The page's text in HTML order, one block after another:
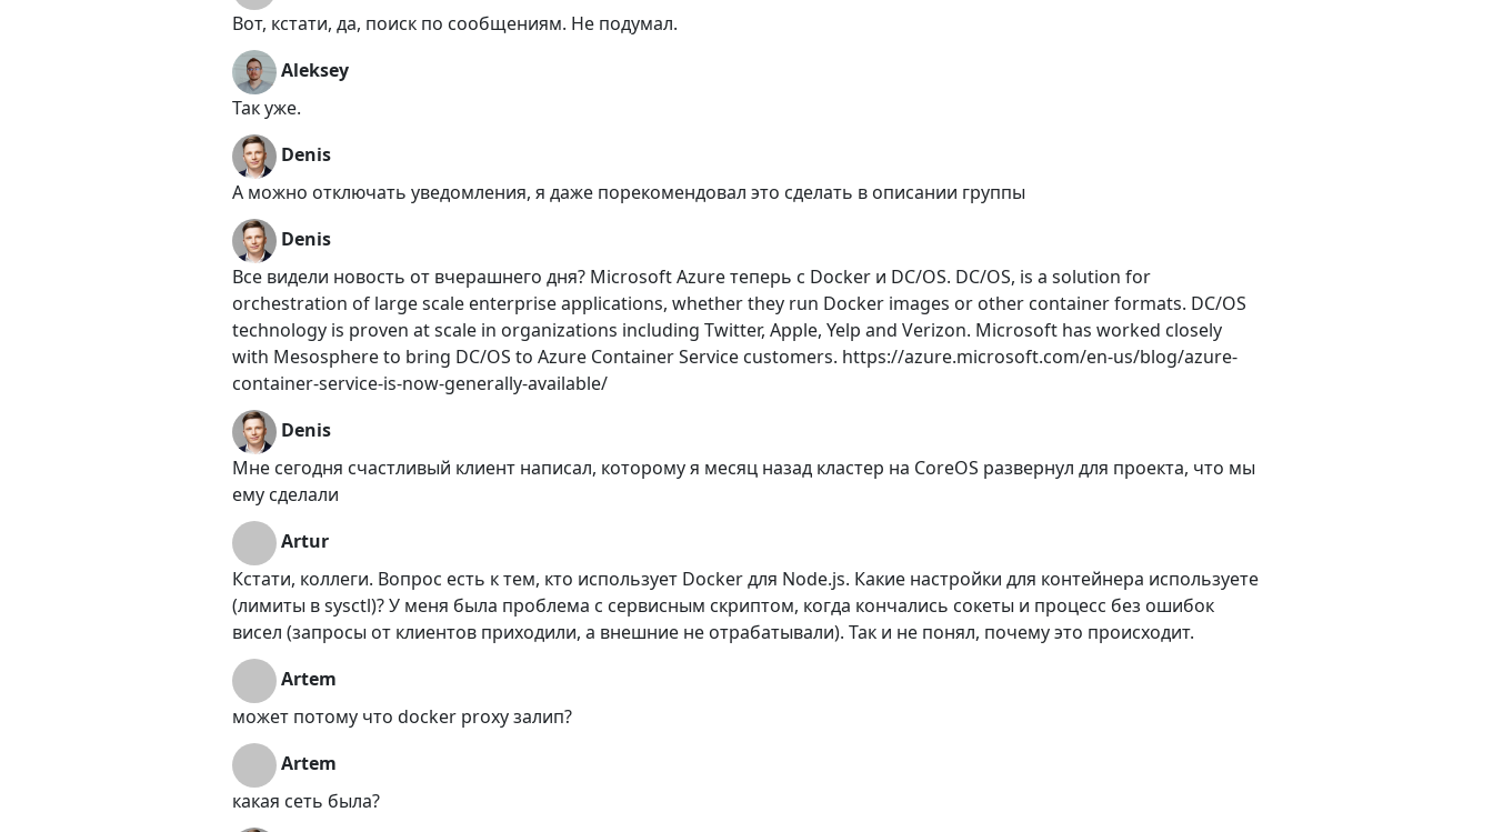
Вот, кстати, да, поиск по сообщениям. Не подумал.
Aleksey
Так уже.
Denis
А можно отключать уведомления, я даже порекомендовал это сделать в описании группы
Denis
Все видели новость от вчерашнего дня? Microsoft Azure теперь с Docker и DC/OS. DC/OS, is a solution for
orchestration of large scale enterprise applications, whether they run Docker images or other container formats. DC/OS
technology is proven at scale in organizations including Twitter, Apple, Yelp and Verizon. Microsoft has worked closely
with Mesosphere to bring DC/OS to Azure Container Service customers. https://azure.microsoft.com/en-us/blog/azure-
container-service-is-now-generally-available/
Denis
Мне сегодня счастливый клиент написал, которому я месяц назад кластер на CoreOS развернул для проекта, что мы
ему сделали
Artur
Кстати, коллеги. Вопрос есть к тем, кто использует Docker для Node.js. Какие настройки для контейнера используете
(лимиты в sysctl)? У меня была проблема с сервисным скриптом, когда кончались сокеты и процесс без ошибок
висел (запросы от клиентов приходили, а внешние не отрабатывали). Так и не понял, почему это происходит.
Artem
может потому что docker proxy залип?
Artem
какая сеть была?